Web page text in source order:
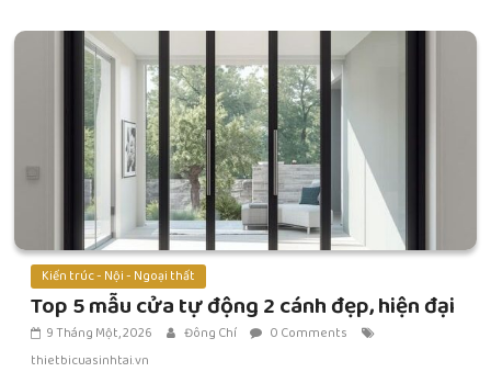
Kiến trúc - Nội - Ngoại thất
Top 5 mẫu cửa tự động 2 cánh đẹp, hiện đại
9 Tháng Một, 2026 Đông Chí
0 Comments
thietbicuasinhtai.vn